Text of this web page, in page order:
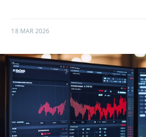
18 MAR 2026